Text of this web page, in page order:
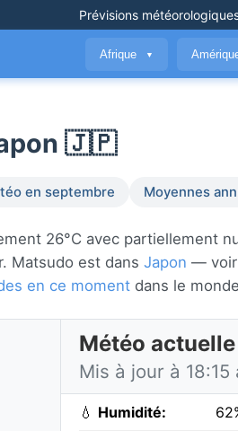
Prévisions
Afrique ▼
🇯🇵
en septembre Moyennes
26°C avec partiellement
Matsudo est dans Japon — voir
en ce moment dans le
Météo
Mis à jour à
💧 Humidité: